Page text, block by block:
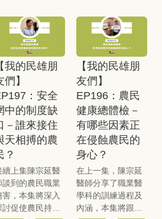
地的文化歷史，
加上潛心研究與
易近人、熱心鄉
的特質，長成了
天的「民雄金
」。在本集節目
，他將分享自己
何看待文史的重
性？近年導覽盛
，常在民雄帶團
他為何堅持走不
品化的路？傳承
代的「七星藥
」除了藥品供
，對地方還有什
功能？
里，更在返回民雄
後致力於文史推
廣，與父親吳嘉文
藥師並肩為家鄉打
拼。重構大學路計
畫從這對父子身上
獲益良多，更被他
們豐富的文化涵養
所感動，得到極大
的幫助。究竟這名
熱血青年是如何煉
成的？讓我們一起
聽聽他的故事！
【我的民雄朋
們】
：安全
中的制度缺
－誰來接住
天相搏的農
？
續上集陳宗延醫
談到的農民職業
害，本集將深入
討促使農民持續
【我的民雄朋
友們】
EP196：農民
健康總體檢－
有哪些因素正
在侵蝕農民的
身心？
在上一集，陳宗延
醫師分享了職業醫
學科的訓練過程及
內涵，本集將跟著